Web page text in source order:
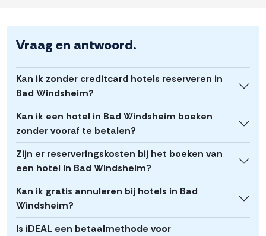
Vraag en antwoord.
Kan ik zonder creditcard hotels reserveren in
Bad Windsheim?
Kan ik een hotel in Bad Windsheim boeken
zonder vooraf te betalen?
Zijn er reserveringskosten bij het boeken van
een hotel in Bad Windsheim?
Kan ik gratis annuleren bij hotels in Bad
Windsheim?
Is iDEAL een betaalmethode voor